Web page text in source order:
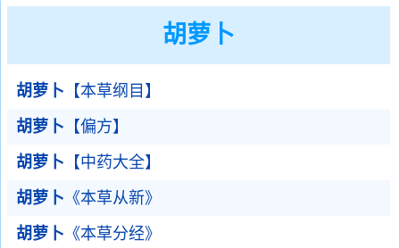
胡萝卜
胡萝卜 【本草纲目】
胡萝卜 【偏方】
胡萝卜 【中药大全】
胡萝卜 《本草从新》
胡萝卜 《本草分经》